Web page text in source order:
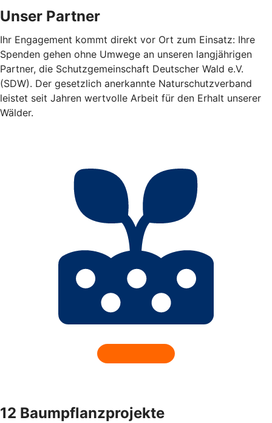
Unser Partner
Ihr Engagement kommt direkt vor Ort zum Einsatz: Ihre
Spenden gehen ohne Umwege an unseren langjährigen
Partner, die Schutzgemeinschaft Deutscher Wald e.V.
(SDW). Der gesetzlich anerkannte Naturschutzverband
leistet seit Jahren wertvolle Arbeit für den Erhalt unserer
Wälder.
12 Baumpflanzprojekte